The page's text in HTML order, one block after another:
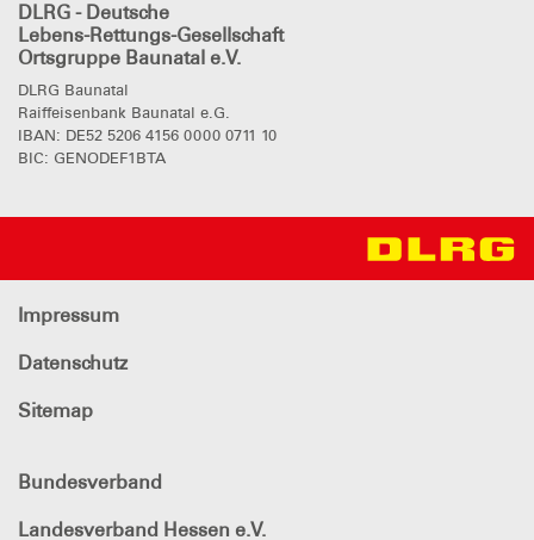
DLRG - Deutsche
Lebens-Rettungs-Gesellschaft
Ortsgruppe Baunatal e.V.
DLRG Baunatal
Raiffeisenbank Baunatal e.G.
IBAN: DE52 5206 4156 0000 0711 10
BIC: GENODEF1BTA
Impressum
Datenschutz
Sitemap
Bundesverband
Landesverband Hessen e.V.